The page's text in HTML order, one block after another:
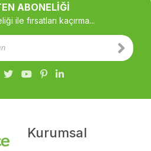
ABONELİĞİ
ile fırsatları kaçırma...
Kurumsal